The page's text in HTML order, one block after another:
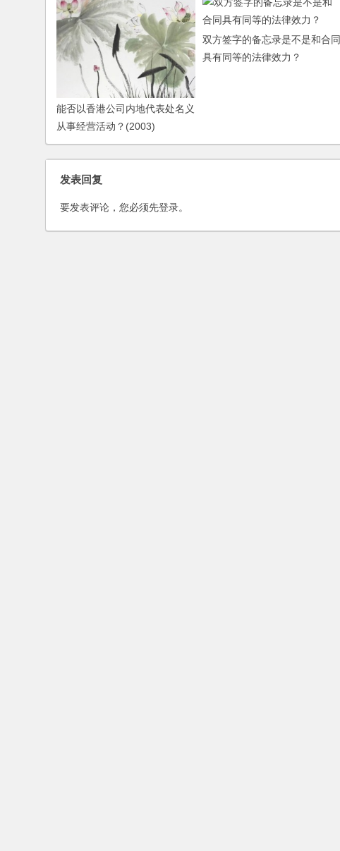
能否以香港公司内地代表处名义
从事经营活动？(2003)
双方签字的备忘录是不是和合同
具有同等的法律效力？
发表回复
要发表评论，您必须先登录。